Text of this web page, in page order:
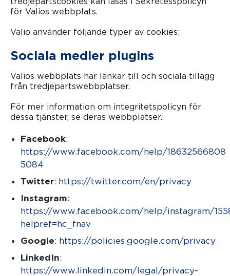
för Valios webbplats.
Valio använder följande typer av cookies:
Sociala medier plugins
Valios webbplats har länkar till och sociala tillägg
från tredjepartswebbplatser.
För mer information om integritetspolicyn för
dessa tjänster, se deras webbplatser.
Facebook:
https://www.facebook.com/help/18632566808
(öppnas i en ny flik)
5084
Twitter: https://twitter.com/en/priva(öppnas i
cy
Instagram:
https://www.facebook.com/help/instagram/
helpref=(öppnas i en ny flik)
hc_fnav
Google: https://policies.google.com/privacy
LinkedIn:
https://www.linkedin.com/legal/privacy-